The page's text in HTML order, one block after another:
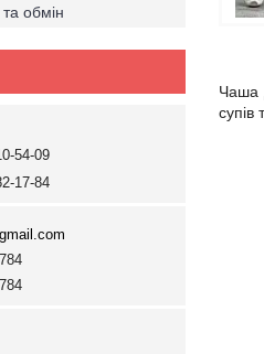
Чаша
супів
обмін
54-09
17-84